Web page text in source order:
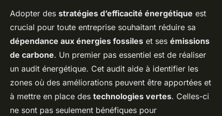
Adopter des stratégies d’efficacité énergétique est
crucial pour toute entreprise souhaitant réduire sa
dépendance aux énergies fossiles et ses émissions
de carbone. Un premier pas essentiel est de réaliser
un audit énergétique. Cet audit aide à identifier les
zones où des améliorations peuvent être apportées et
à mettre en place des technologies vertes. Celles-ci
ne sont pas seulement bénéfiques pour